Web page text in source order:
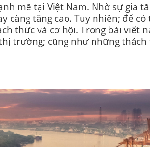
mẽ tại Việt Nam. Nhờ sự gia
càng tăng cao. Tuy nhiên; để
thức và cơ hội. Trong bài viết
trường; cũng như những